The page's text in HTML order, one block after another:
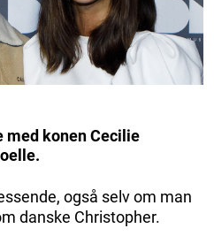
med konen Cecilie
også selv om man
danske Christopher.